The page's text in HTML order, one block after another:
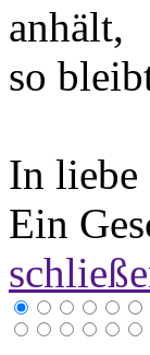
anhält,
so
In liebe
Ein